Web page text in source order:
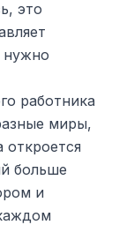
это
нужно
работника
миры,
больше
и